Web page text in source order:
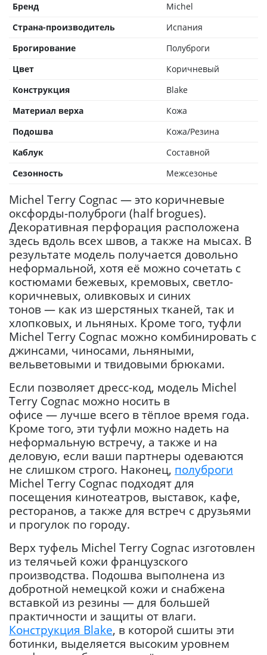
Бренд
Michel
Страна-производитель
Испания
Брогирование
Полуброги
Цвет
Коричневый
Конструкция
Blake
Материал верха
Кожа
Подошва
Кожа/Резина
Каблук
Составной
Сезонность
Межсезонье
Michel Terry Cognac — это коричневые
оксфорды-полуброги (half brogues).
Декоративная перфорация расположена
здесь вдоль всех швов, а также на мысах. В
результате модель получается довольно
неформальной, хотя её можно сочетать с
костюмами бежевых, кремовых, светло-
коричневых, оливковых и синих
тонов — как из шерстяных тканей, так и
хлопковых, и льняных. Кроме того, туфли
Michel Terry Cognac можно комбинировать с
джинсами, чиносами, льняными,
вельветовыми и твидовыми брюками.
Если позволяет дресс-код, модель Michel
Terry Cognac можно носить в
офисе — лучше всего в тёплое время года.
Кроме того, эти туфли можно надеть на
неформальную встречу, а также и на
деловую, если ваши партнеры одеваются
не слишком строго. Наконец, полуброги
Michel Terry Cognac подходят для
посещения кинотеатров, выставок, кафе,
ресторанов, а также для встреч с друзьями
и прогулок по городу.
Верх туфель Michel Terry Cognac изготовлен
из телячьей кожи французского
производства. Подошва выполнена из
добротной немецкой кожи и снабжена
вставкой из резины — для большей
практичности и защиты от влаги.
Конструкция Blake, в которой сшиты эти
ботинки, выделяется высоким уровнем